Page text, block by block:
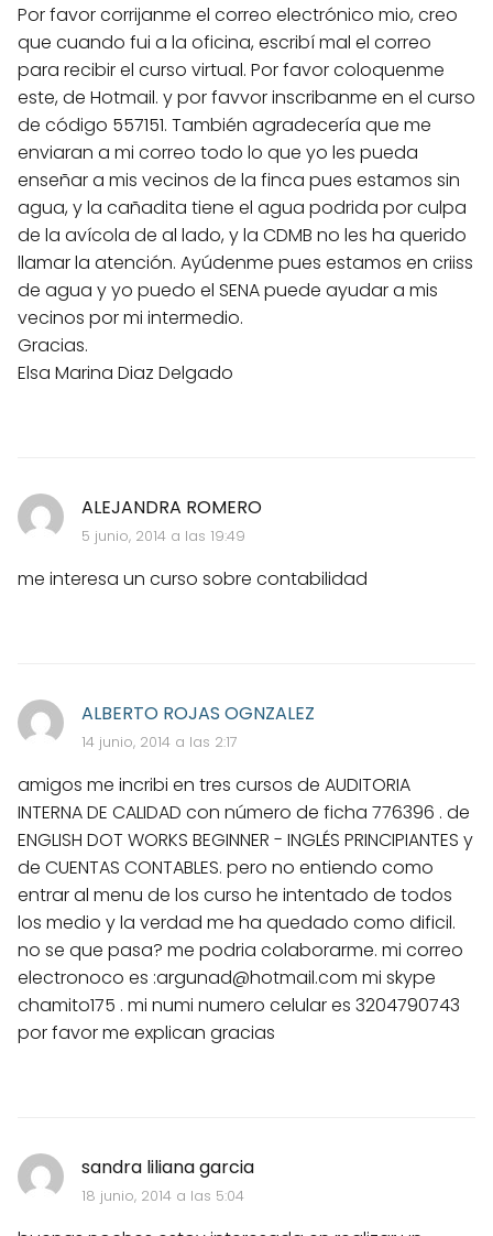
Por favor corrijanme el correo electrónico mio, creo
que cuando fui a la oficina, escribí mal el correo
para recibir el curso virtual. Por favor coloquenme
este, de Hotmail. y por favvor inscribanme en el curso
de código 557151. También agradecería que me
enviaran a mi correo todo lo que yo les pueda
enseñar a mis vecinos de la finca pues estamos sin
agua, y la cañadita tiene el agua podrida por culpa
de la avícola de al lado, y la CDMB no les ha querido
llamar la atención. Ayúdenme pues estamos en criiss
de agua y yo puedo el SENA puede ayudar a mis
vecinos por mi intermedio.
Gracias.
Elsa Marina Diaz Delgado
ALEJANDRA ROMERO
5 junio, 2014 a las 19:49
me interesa un curso sobre contabilidad
ALBERTO ROJAS OGNZALEZ
14 junio, 2014 a las 2:17
amigos me incribi en tres cursos de AUDITORIA
INTERNA DE CALIDAD con número de ficha 776396 . de
ENGLISH DOT WORKS BEGINNER - INGLÉS PRINCIPIANTES y
de CUENTAS CONTABLES. pero no entiendo como
entrar al menu de los curso he intentado de todos
los medio y la verdad me ha quedado como dificil.
no se que pasa? me podria colaborarme. mi correo
electronoco es :argunad@hotmail.com mi skype
chamito175 . mi numi numero celular es 3204790743
por favor me explican gracias
sandra liliana garcia
18 junio, 2014 a las 5:04